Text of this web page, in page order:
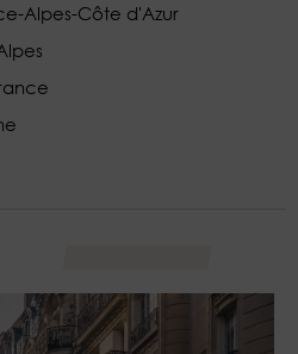
Alpes-Côte d'Azur